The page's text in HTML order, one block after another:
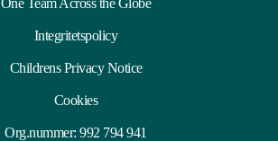
One Team Across the Globe
Integritetspolicy
Childrens Privacy Notice
Cookies
Org.nummer: 992 794 941